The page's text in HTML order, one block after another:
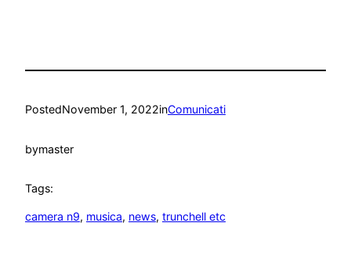
PostedNovember 1, 2022inComunicati
bymaster
Tags:
camera n9, musica, news, trunchell etc